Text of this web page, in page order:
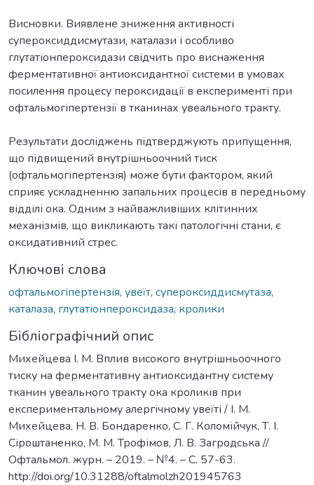
Висновки. Виявлене зниження активності
супероксиддисмутази, каталази і особливо
глутатіонпероксидази свідчить про виснаження
ферментативної антиоксидантної системи в умовах
посилення процесу пероксидації в експерименті при
офтальмогіпертензії в тканинах увеального тракту.
Результати досліджень підтверджують припущення,
що підвищений внутрішньоочний тиск
(офтальмогіпертензія) може бути фактором, який
сприяє ускладненню запальних процесів в передньому
відділі ока. Одним з найважливіших клітинних
механізмів, що викликають такі патологічні стани, є
оксидативний стрес.
Ключові слова
офтальмогіпертензія, увеїт, супероксиддисмутаза,
каталаза, глутатіонпероксидаза, кролики
Бібліографічний опис
Михейцева І. М. Вплив високого внутрішньоочного
тиску на ферментативну антиоксидантну систему
тканин увеального тракту ока кроликів при
експериментальному алергічному увеїті / І. М.
Михейцева, Н. В. Бондаренко, C. Г. Коломійчук, Т. І.
Сіроштаненко, М. М. Трофімов, Л. В. Загродська //
Офтальмол. журн. – 2019. – №4. – С. 57-63.
http://doi.org/10.31288/oftalmolzh201945763